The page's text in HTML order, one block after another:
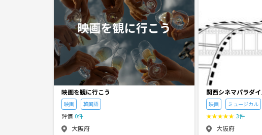
映画を観に行こう
映画 韓国語
評価 0件
大阪府
関西シネマパラダイ
映画 ミュージカル
★★★★★ 3件
大阪府